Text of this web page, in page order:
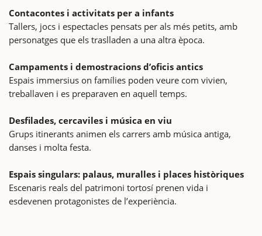
Contacontes i activitats per a infants
Tallers, jocs i espectacles pensats per als més petits, amb
personatges que els traslladen a una altra època.
Campaments i demostracions d’oficis antics
Espais immersius on famílies poden veure com vivien,
treballaven i es preparaven en aquell temps.
Desfilades, cercaviles i música en viu
Grups itinerants animen els carrers amb música antiga,
danses i molta festa.
Espais singulars: palaus, muralles i places històriques
Escenaris reals del patrimoni tortosí prenen vida i
esdevenen protagonistes de l’experiència.